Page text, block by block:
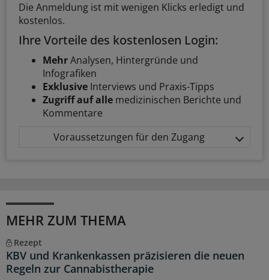
Die Anmeldung ist mit wenigen Klicks erledigt und
kostenlos.
Ihre Vorteile des kostenlosen Login:
MehrAnalysen, Hintergründe und
Infografiken
Exklusive Interviews und Praxis-Tipps
Zugriff auf alle medizinischen Berichte und
Kommentare
Voraussetzungen für den Zugang
MEHR ZUM THEMA
Rezept
KBV und Krankenkassen präzisieren die neuen
Regeln zur Cannabistherapie